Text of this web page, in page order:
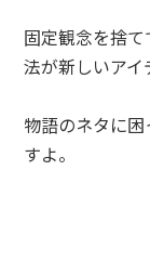
固定観念を捨
法が新しいアイ
物語のネタに
すよ。